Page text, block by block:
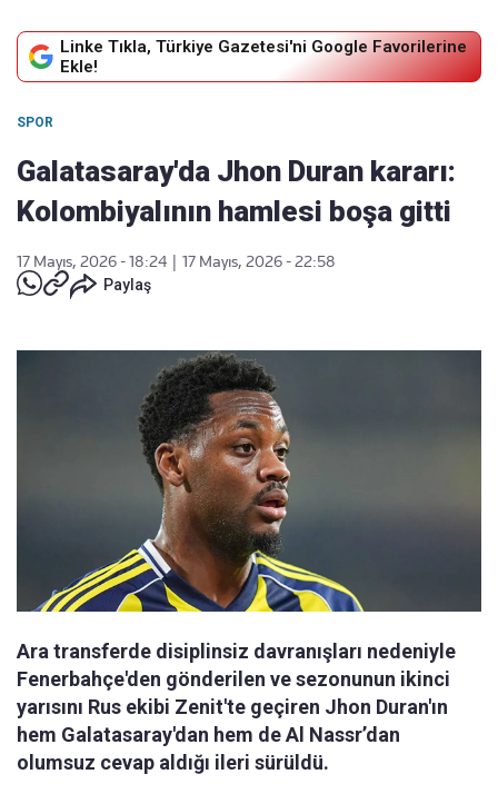
Linke Tıkla, Türkiye Gazetesi'ni Google Favorilerine
Ekle!
SPOR
Galatasaray'da Jhon Duran kararı:
Kolombiyalının hamlesi boşa gitti
17 Mayıs, 2026 - 18:24
17 Mayıs, 2026 - 22:58
Paylaş
Ara transferde disiplinsiz davranışları nedeniyle
Fenerbahçe'den gönderilen ve sezonunun ikinci
yarısını Rus ekibi Zenit'te geçiren Jhon Duran'ın
hem Galatasaray'dan hem de Al Nassr’dan
olumsuz cevap aldığı ileri sürüldü.